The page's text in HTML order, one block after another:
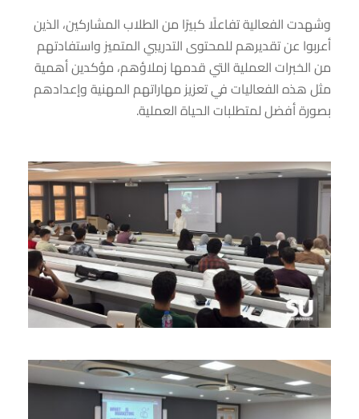
وشهدت الفعالية تفاعلًا كبيرًا من الطلاب المشاركين، الذين
أعربوا عن تقديرهم للمحتوى التدريبي المتميز واستفادتهم
من الخبرات العملية التي قدمها زملاؤهم، مؤكدين أهمية
مثل هذه الفعاليات في تعزيز مهاراتهم المهنية وإعدادهم
بصورة أفضل لمتطلبات الحياة العملية.